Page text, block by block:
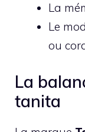
La
Le
ou
La
tanita